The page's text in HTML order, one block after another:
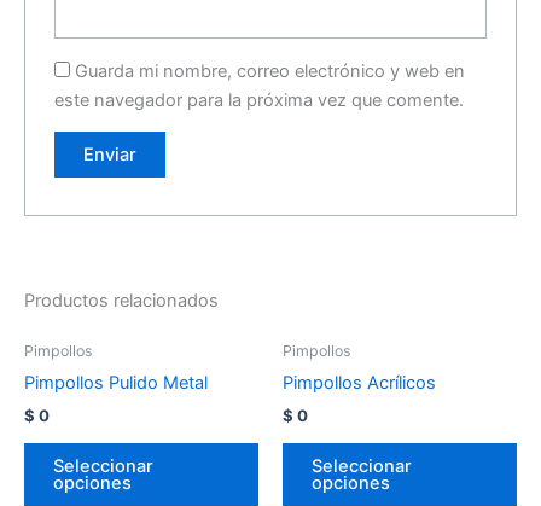
Guarda mi nombre, correo electrónico y web en
este navegador para la próxima vez que comente.
Productos relacionados
Pimpollos
Pimpollos Pulido Metal
$ 0
Seleccionar
opciones
Pimpollos
Pimpollos Acrílicos
$ 0
Seleccionar
opciones